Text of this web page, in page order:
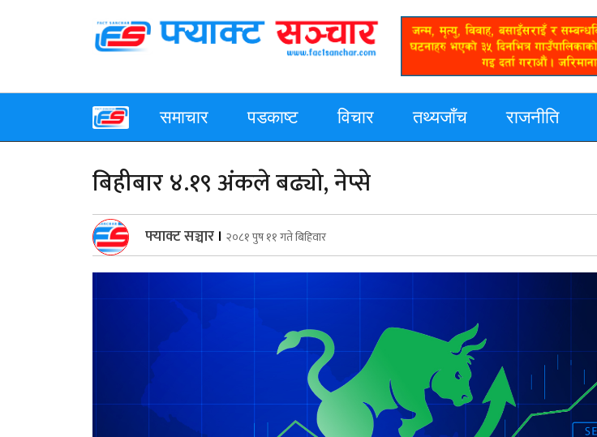
समाचार पडकाष्ट विचार तथ्यजाँच राजनीति
बिहीबार ४.१९ अंकले बढ्यो, नेप्से
फ्याक्ट सञ्चार । २०८१ पुष ११ गते बिहिवार